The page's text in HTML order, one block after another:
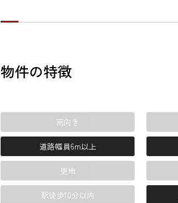
物件の特徴
南向き
道路幅員6m以上
更地
駅徒歩10分以内